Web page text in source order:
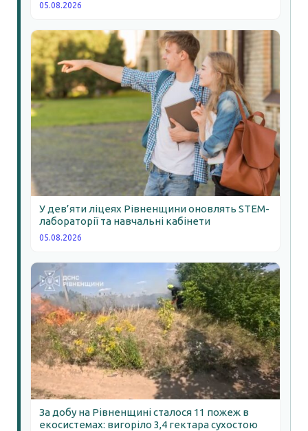
05.08.2026
У дев’яти ліцеях Рівненщини оновлять STEM-
лабораторії та навчальні кабінети
05.08.2026
За добу на Рівненщині сталося 11 пожеж в
екосистемах: вигоріло 3,4 гектара сухостою